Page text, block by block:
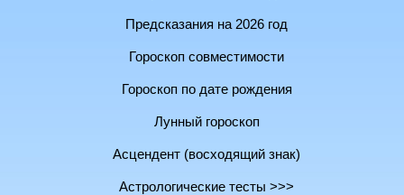
Предсказания на 2026 год
Гороскоп совместимости
Гороскоп по дате рождения
Лунный гороскоп
Асцендент (восходящий знак)
Астрологические тесты >>>